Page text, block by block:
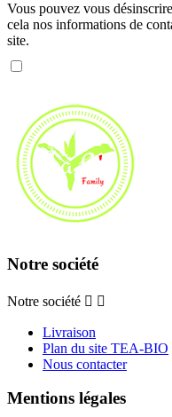
Vous pouvez vous
cela nos informations de
site.
Notre société
Notre société  
Livraison
Plan du site TEA-BIO
Nous contacter
Mentions légales